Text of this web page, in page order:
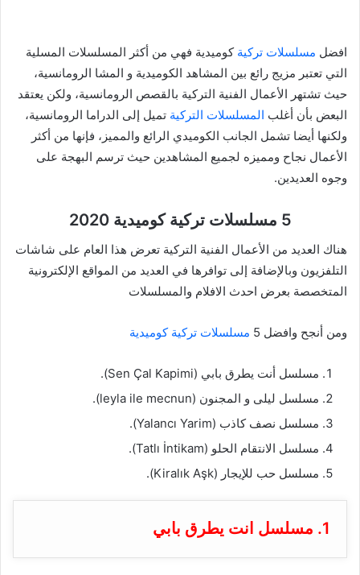
افضل مسلسلات تركية كوميدية فهي من أكثر المسلسلات المسلية
التي تعتبر مزيج رائع بين المشاهد الكوميدية و المشا الرومانسية،
حيث تشتهر الأعمال الفنية التركية بالقصص الرومانسية، ولكن يعتقد
البعض بأن أغلب المسلسلات التركية تميل إلى الدراما الرومانسية،
ولكنها أيضا تشمل الجانب الكوميدي الرائع والمميز، فإنها من أكثر
الأعمال نجاح ومميزه لجميع المشاهدين حيث ترسم البهجة على
وجوه العديدين.
5 مسلسلات تركية كوميدية 2020
هناك العديد من الأعمال الفنية التركية تعرض هذا العام على شاشات
التلفزيون وبالإضافة إلى توافرها في العديد من المواقع الإلكترونية
المتخصصة بعرض احدث الافلام والمسلسلات
ومن أنجح وافضل 5 مسلسلات تركية كوميدية
مسلسل أنت يطرق بابي (Sen Çal Kapimi).
مسلسل ليلى و المجنون (leyla ile mecnun).
مسلسل نصف كاذب (Yalancı Yarim).
مسلسل الانتقام الحلو (Tatlı İntikam).
مسلسل حب للإيجار (Kiralık Aşk).
1. مسلسل انت يطرق بابي